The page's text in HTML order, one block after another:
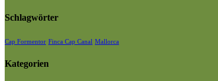
Schlagwörter
Cap Formentor Finca Cap Canal Mallorca
Kategorien